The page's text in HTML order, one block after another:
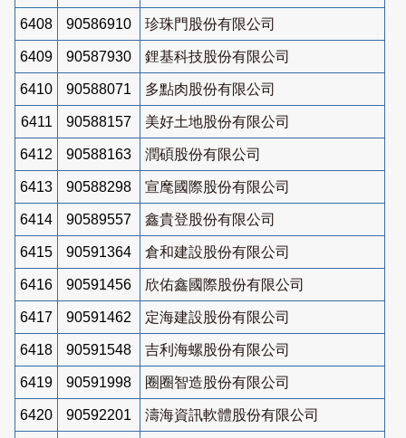
6408 90586910 珍珠門股份有限公司
6409 90587930 鋰基科技股份有限公司
6410 90588071 多點肉股份有限公司
6411 90588157 美好土地股份有限公司
6412 90588163 潤碩股份有限公司
6413 90588298 宣麾國際股份有限公司
6414 90589557 鑫貴登股份有限公司
6415 90591364 倉和建設股份有限公司
6416 90591456 欣佑鑫國際股份有限公司
6417 90591462 定海建設股份有限公司
6418 90591548 吉利海螺股份有限公司
6419 90591998 圈圈智造股份有限公司
6420 90592201 濤海資訊軟體股份有限公司